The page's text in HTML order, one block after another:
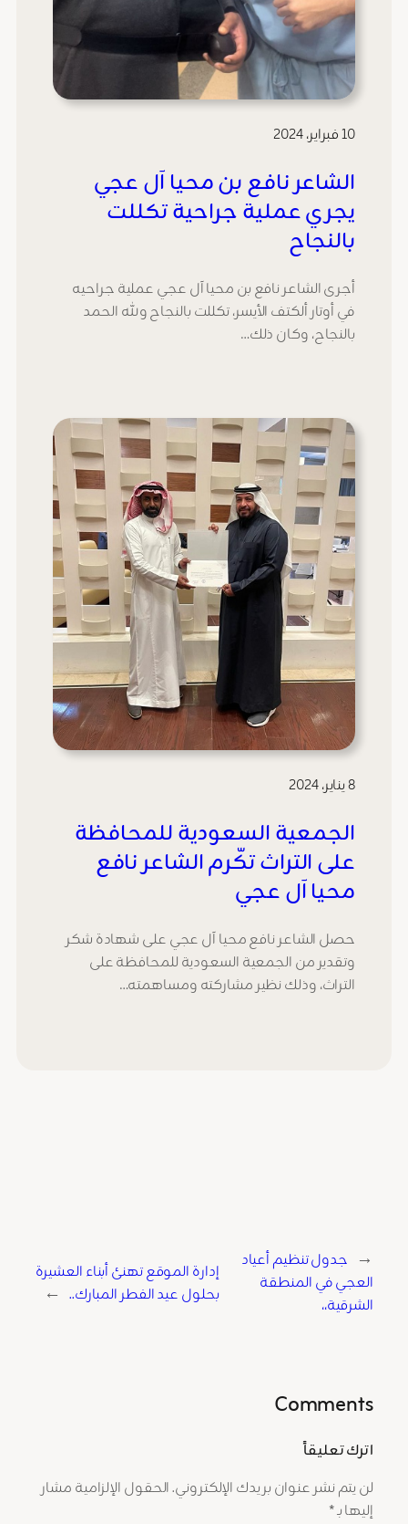
10 فبراير، 2024
الشاعر نافع بن محيا آل عجي
يجري عملية جراحية تكللت
بالنجاح
أجرى الشاعر نافع بن محيا آل عجي عملية جراحيه
في أوتار ألكتف الأيسر، تكللت بالنجاح ولله الحمد
بالنجاح، وكان ذلك…
8 يناير، 2024
الجمعية السعودية للمحافظة
على التراث تكّرم الشاعر نافع
محيا آل عجي
حصل الشاعر نافع محيا آل عجي على شهادة شكر
وتقدير من الجمعية السعودية للمحافظة على
التراث، وذلك نظير مشاركته ومساهمته…
← جدول تنظيم أعياد
العجي في المنطقة
الشرقية،،
إدارة الموقع تهنئ أبناء العشيرة
بحلول عيد الفطر المبارك.. →
Comments
اترك تعليقاً
لن يتم نشر عنوان بريدك الإلكتروني.الحقول الإلزامية مشار
إليها بـ*